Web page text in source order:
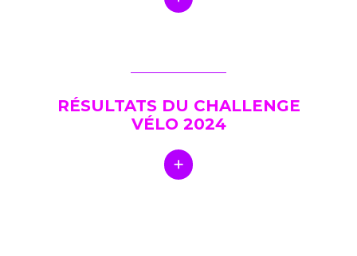
RÉSULTATS DU CHALLENGE
VÉLO 2024